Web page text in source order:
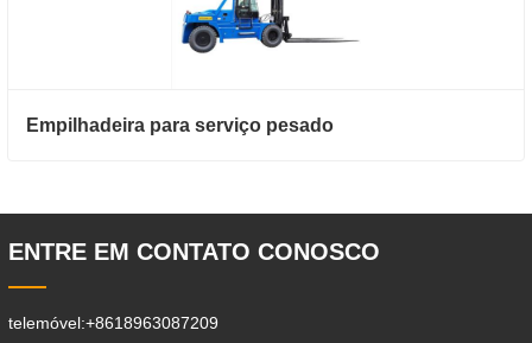
Empilhadeira para serviço pesado
ENTRE EM CONTATO CONOSCO
telemóvel:+8618963087209